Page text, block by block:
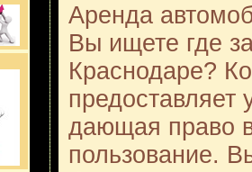
Аренда
Вы ищете где
Краснодаре?
предоставляет
дающая право
пользование.